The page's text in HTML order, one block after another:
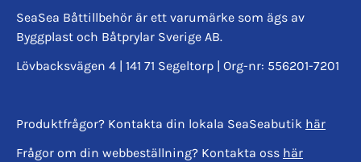
SeaSea Båttillbehör är ett varumärke som ägs av
Byggplast och Båtprylar Sverige AB.
Lövbacksvägen 4 | 141 71 Segeltorp | Org-nr: 556201-7201
Produktfrågor? Kontakta din lokala SeaSeabutik här
Frågor om din webbeställning? Kontakta oss här